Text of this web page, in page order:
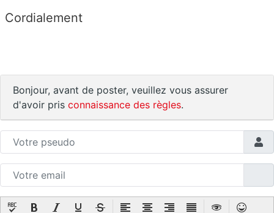
Cordialement
Bonjour, avant de poster, veuillez vous assurer
d'avoir pris connaissance des règles.